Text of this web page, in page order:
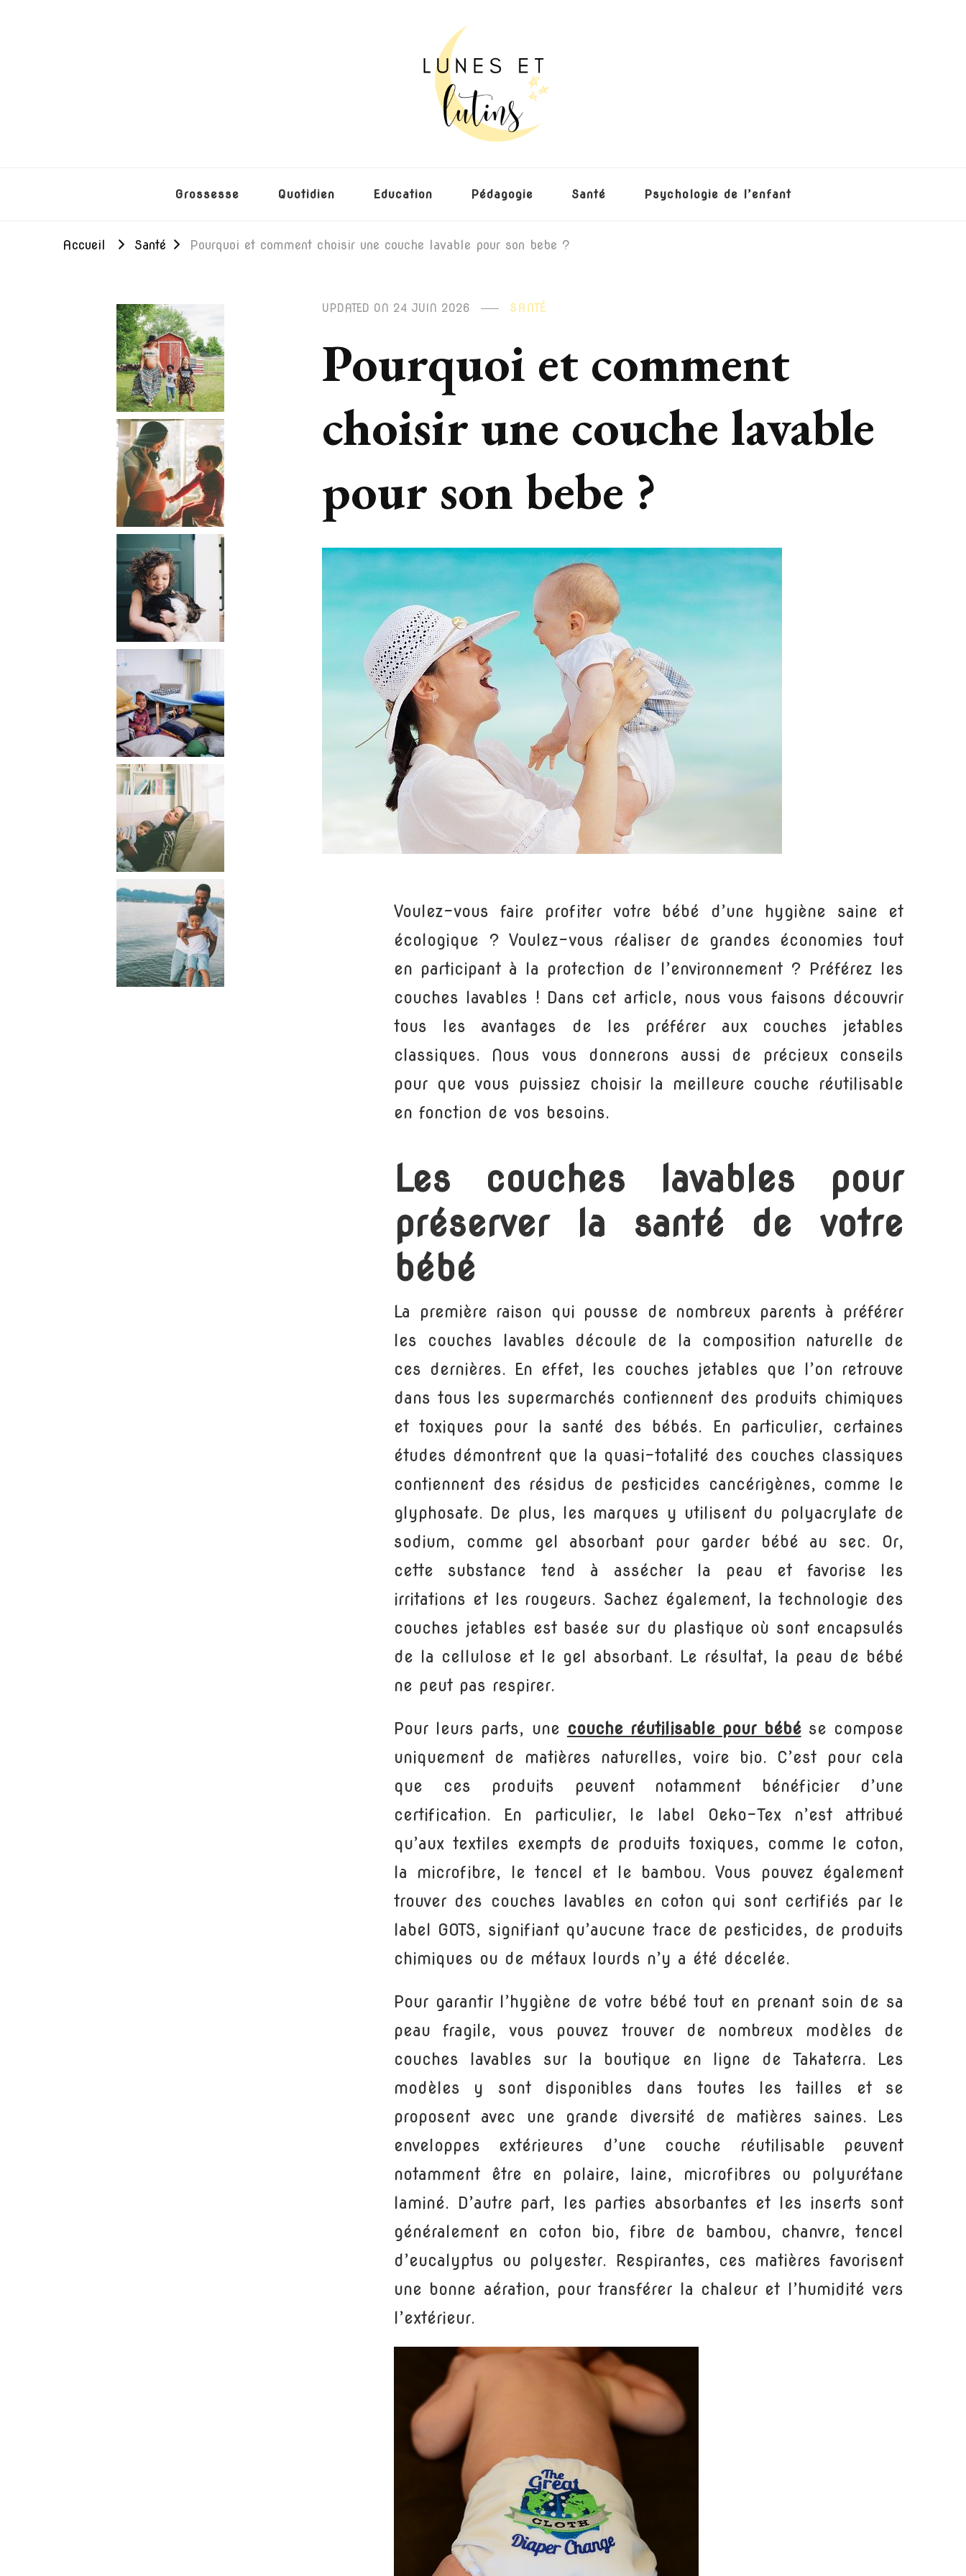
Grossesse Quotidien Education Pédagogie Santé Psychologie de l’enfant
Accueil Santé Pourquoi et comment choisir une couche lavable pour son bebe ?
UPDATED ON 24 JUIN 2026 SANTÉ
Pourquoi et comment
choisir une couche lavable
pour son bebe ?
Voulez-vous faire profiter votre bébé d’une hygiène saine et
écologique ? Voulez-vous réaliser de grandes économies tout
en participant à la protection de l’environnement ? Préférez les
couches lavables ! Dans cet article, nous vous faisons découvrir
tous les avantages de les préférer aux couches jetables
classiques. Nous vous donnerons aussi de précieux conseils
pour que vous puissiez choisir la meilleure couche réutilisable
en fonction de vos besoins.
Les couches lavables pour
préserver la santé de votre
bébé
La première raison qui pousse de nombreux parents à préférer
les couches lavables découle de la composition naturelle de
ces dernières. En effet, les couches jetables que l’on retrouve
dans tous les supermarchés contiennent des produits chimiques
et toxiques pour la santé des bébés. En particulier, certaines
études démontrent que la quasi-totalité des couches classiques
contiennent des résidus de pesticides cancérigènes, comme le
glyphosate. De plus, les marques y utilisent du polyacrylate de
sodium, comme gel absorbant pour garder bébé au sec. Or,
cette substance tend à assécher la peau et favorise les
irritations et les rougeurs. Sachez également, la technologie des
couches jetables est basée sur du plastique où sont encapsulés
de la cellulose et le gel absorbant. Le résultat, la peau de bébé
ne peut pas respirer.
Pour leurs parts, une couche réutilisable pour bébése compose
uniquement de matières naturelles, voire bio. C’est pour cela
que ces produits peuvent notamment bénéficier d’une
certification. En particulier, le label Oeko-Tex n’est attribué
qu’aux textiles exempts de produits toxiques, comme le coton,
la microfibre, le tencel et le bambou. Vous pouvez également
trouver des couches lavables en coton qui sont certifiés par le
label GOTS, signifiant qu’aucune trace de pesticides, de produits
chimiques ou de métaux lourds n’y a été décelée.
Pour garantir l’hygiène de votre bébé tout en prenant soin de sa
peau fragile, vous pouvez trouver de nombreux modèles de
couches lavables sur la boutique en ligne de Takaterra. Les
modèles y sont disponibles dans toutes les tailles et se
proposent avec une grande diversité de matières saines. Les
enveloppes extérieures d’une couche réutilisable peuvent
notamment être en polaire, laine, microfibres ou polyurétane
laminé. D’autre part, les parties absorbantes et les inserts sont
généralement en coton bio, fibre de bambou, chanvre, tencel
d’eucalyptus ou polyester. Respirantes, ces matières favorisent
une bonne aération, pour transférer la chaleur et l’humidité vers
l’extérieur.